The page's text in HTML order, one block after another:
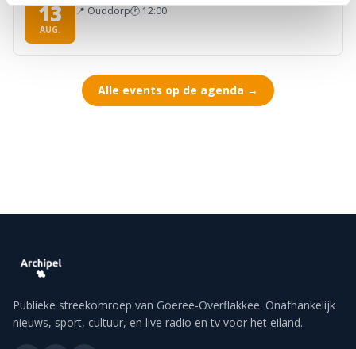
13
AUG.
📍 Ouddorp🕐 12:00
Alle events op de agenda →
Publieke streekomroep van Goeree-Overflakkee. Onafhankelijk
nieuws, sport, cultuur, en live radio en tv voor het eiland.